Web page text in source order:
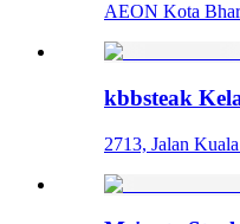
AEON Kota
kbbsteak
2713, Jalan